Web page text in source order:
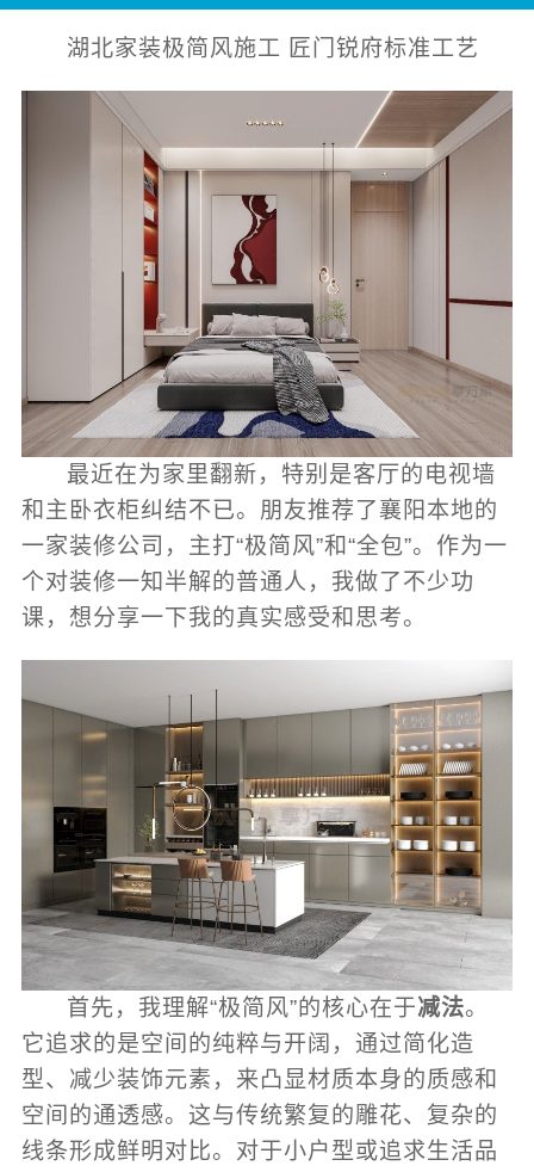
湖北家装极简风施工 匠门锐府标准工艺
最近在为家里翻新，特别是客厅的电视墙
和主卧衣柜纠结不已。朋友推荐了襄阳本地的
一家装修公司，主打“极简风”和“全包”。作为一
个对装修一知半解的普通人，我做了不少功
课，想分享一下我的真实感受和思考。
首先，我理解“极简风”的核心在于减法。
它追求的是空间的纯粹与开阔，通过简化造
型、减少装饰元素，来凸显材质本身的质感和
空间的通透感。这与传统繁复的雕花、复杂的
线条形成鲜明对比。对于小户型或追求生活品